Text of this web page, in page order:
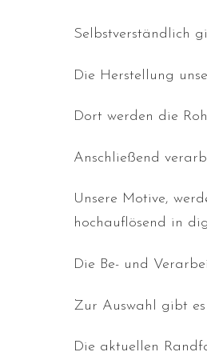
Selbstverständlich
Die Herstellung
Dort werden die
Anschließend
Unsere Motive,
hochauflösend in
Die Be- und
Zur Auswahl gibt
Die aktuellen